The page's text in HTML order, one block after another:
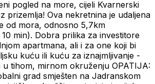
pogled na more, cijeli Kvarnerski
prizemlja! Ova nekretnina je udaljena
od mora, odnosno 5,7km
min). Dobra prilika za investitore
apartmana, ali i za one koji bi
kuću ili kuću za iznajmljivanje -
tihom, mirnom okruženju OPATIJA:
grad smješten na Jadranskom